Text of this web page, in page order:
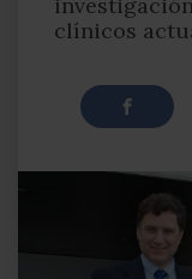
clínicos